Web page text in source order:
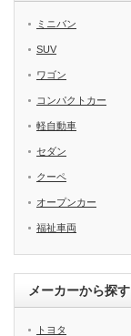
ミニバン
SUV
ワゴン
コンパクトカー
軽自動車
セダン
クーペ
オープンカー
福祉車両
メーカーから探す
トヨタ